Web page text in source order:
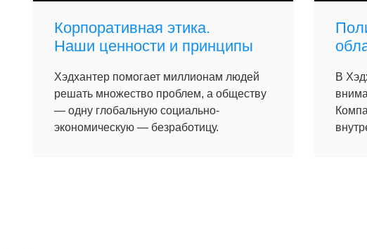
Корпоративная этика.
Наши ценности и принципы
Хэдхантер помогает миллионам людей
решать множество проблем, а обществу
— одну глобальную социально-
экономическую — безработицу.
В